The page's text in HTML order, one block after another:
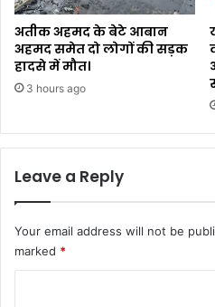
अतीक अहमद के बेटे आबान
अहमद समेत दो लोगों की सड़क
हादसे में मौत।
3 hours ago
Leave a Reply
Your email address will not be
marked *